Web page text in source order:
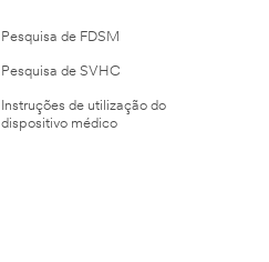
Pesquisa de FDSM
Pesquisa de SVHC
Instruções de utilização do
dispositivo médico